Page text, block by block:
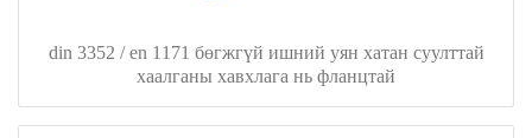
din 3352 / en 1171 бөгжгүй ишний уян хатан суулттай
хаалганы хавхлага нь фланцтай